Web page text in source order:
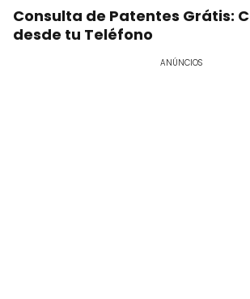
Consulta de Patentes Grátis:
desde tu Teléfono
ANÚNCIOS